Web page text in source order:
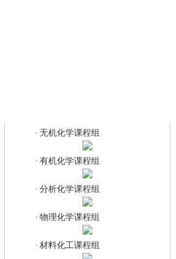
· 无机化学课程组
· 有机化学课程组
· 分析化学课程组
· 物理化学课程组
· 材料化工课程组